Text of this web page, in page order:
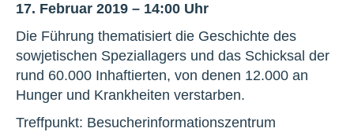
17. Februar 2019 – 14:00 Uhr
Die Führung thematisiert die Geschichte des
sowjetischen Speziallagers und das Schicksal der
rund 60.000 Inhaftierten, von denen 12.000 an
Hunger und Krankheiten verstarben.
Treffpunkt: Besucherinformationszentrum